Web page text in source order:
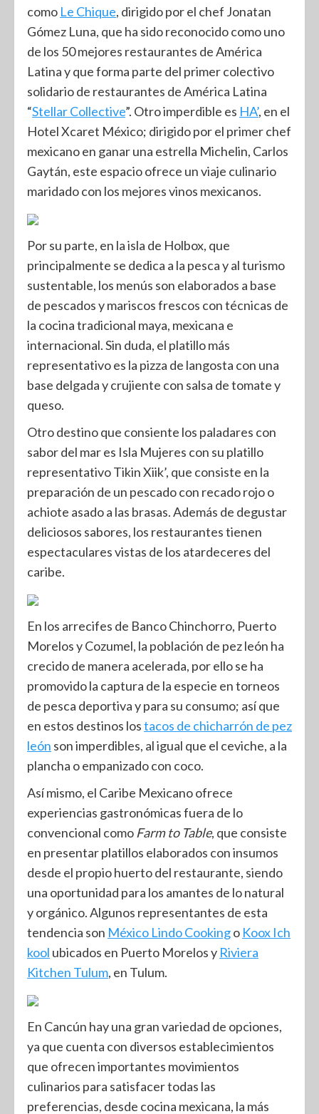
como Le Chique, dirigido por el chef Jonatan
Gómez Luna, que ha sido reconocido como uno
de los 50 mejores restaurantes de América
Latina y que forma parte del primer colectivo
solidario de restaurantes de América Latina
“Stellar Collective”. Otro imperdible es HA’, en el
Hotel Xcaret México; dirigido por el primer chef
mexicano en ganar una estrella Michelin, Carlos
Gaytán, este espacio ofrece un viaje culinario
maridado con los mejores vinos mexicanos.
Por su parte, en la isla de Holbox, que
principalmente se dedica a la pesca y al turismo
sustentable, los menús son elaborados a base
de pescados y mariscos frescos con técnicas de
la cocina tradicional maya, mexicana e
internacional. Sin duda, el platillo más
representativo es la pizza de langosta con una
base delgada y crujiente con salsa de tomate y
queso.
Otro destino que consiente los paladares con
sabor del mar es Isla Mujeres con su platillo
representativo Tikin Xiik’, que consiste en la
preparación de un pescado con recado rojo o
achiote asado a las brasas. Además de degustar
deliciosos sabores, los restaurantes tienen
espectaculares vistas de los atardeceres del
caribe.
En los arrecifes de Banco Chinchorro, Puerto
Morelos y Cozumel, la población de pez león ha
crecido de manera acelerada, por ello se ha
promovido la captura de la especie en torneos
de pesca deportiva y para su consumo; así que
en estos destinos lostacos de chicharrón de pez
león son imperdibles, al igual que el ceviche, a la
plancha o empanizado con coco.
Así mismo, el Caribe Mexicano ofrece
experiencias gastronómicas fuera de lo
convencional como Farm to Table, que consiste
en presentar platillos elaborados con insumos
desde el propio huerto del restaurante, siendo
una oportunidad para los amantes de lo natural
y orgánico. Algunos representantes de esta
tendencia son México Lindo Cookingo Koox Ich
kool ubicados en Puerto Morelos y Riviera
Kitchen Tulum, en Tulum.
En Cancún hay una gran variedad de opciones,
ya que cuenta con diversos establecimientos
que ofrecen importantes movimientos
culinarios para satisfacer todas las
preferencias, desde cocina mexicana, la más